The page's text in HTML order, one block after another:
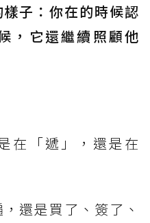
子：你在的時候認
，它還繼續照顧他
在「遞」，還是在
還是買了、簽了、